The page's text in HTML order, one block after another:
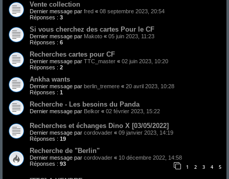
Vente collection
Dernier message par fred « 08 septembre 2023, 20:54
Réponses : 3
Si vous cherchez des cartes Pour le CF
Dernier message par Makoto « 05 juin 2023, 11:23
Réponses : 6
Recherches cartes pour CF
Dernier message par TTC_master « 02 juin 2023, 10:20
Réponses : 2
Ankha wants
Dernier message par berlin_tremere « 20 avril 2023, 10:28
Réponses : 1
Recherche - Les besoins du Panda
Dernier message par Belkor « 02 février 2023, 15:22
Recherches et échanges Dino X [03/05/2022]
Dernier message par cordovader « 09 janvier 2023, 14:19
Réponses : 19
Recherche de "Berlin"
Dernier message par cordovader « 10 décembre 2022, 14:58
Réponses : 93 1 2 3 4 5